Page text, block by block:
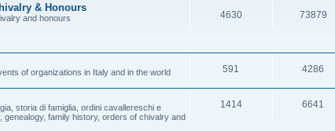
& Honours
and honours
4630 73879
of organizations in Italy and in the world
591 4286
storia di famiglia, ordini cavallereschi e
family history, orders of chivalry and
1414 6641